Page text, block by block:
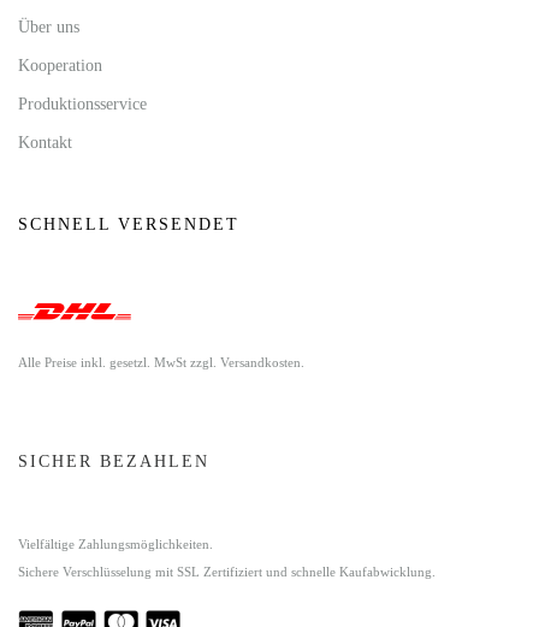
Über uns
Kooperation
Produktionsservice
Kontakt
SCHNELL VERSENDET
Alle Preise inkl. gesetzl. MwSt zzgl. Versandkosten.
SICHER BEZAHLEN
Vielfältige Zahlungsmöglichkeiten.
Sichere Verschlüsselung mit SSL Zertifiziert und schnelle Kaufabwicklung.